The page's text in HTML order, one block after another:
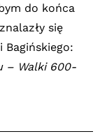
do końca
się
– Walki 600-